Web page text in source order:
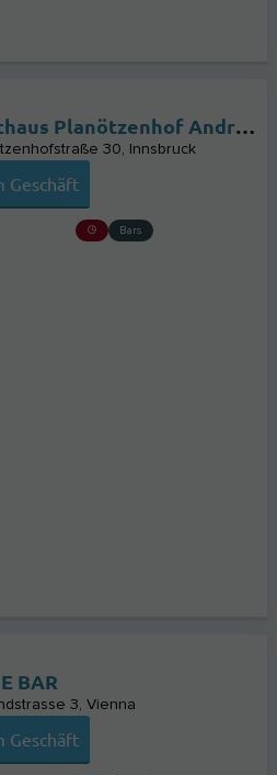
Gasthaus Planötzenhof Andreas Heis
30 Innsbruck
Geschäft
Bars
BAR
3 Vienna
Geschäft